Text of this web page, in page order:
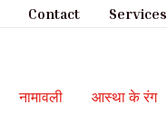
Contact Services
नामावली आस्था के रंग